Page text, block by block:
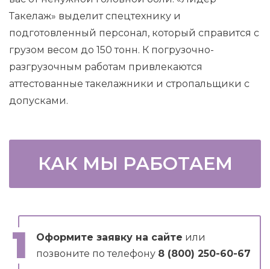
Такелаж» выделит спецтехнику и
подготовленный персонал, который справится с
грузом весом до 150 тонн. К погрузочно-
разгрузочным работам привлекаются
аттестованные такелажники и стропальщики с
допусками.
КАК МЫ РАБОТАЕМ
Оформите заявку на сайте или
позвоните по телефону 8 (800) 250-60-67